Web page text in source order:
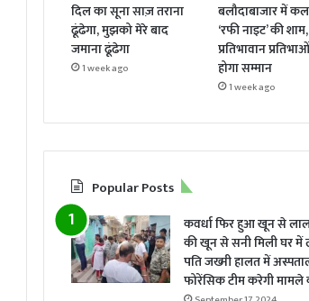
दिल का सूना साज़ तराना
ढूंढेगा, मुझको मेरे बाद
जमाना ढूंढेगा
1 week ago
बलौदाबाजार में
‘रफी नाइट’ की शाम,
प्रतिभावान
होगा सम्मान
1 week ago
Popular Posts
कवर्धा फिर हुआ खून से
की खून से सनी मिली घर में
पति जख्मी हालत में
फोरेंसिक टीम करेगी मामले